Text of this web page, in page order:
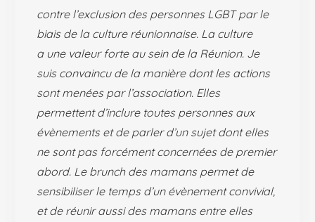
contre l’exclusion des personnes LGBT par le
biais de la culture réunionnaise. La culture
a une valeur forte au sein de la Réunion. Je
suis convaincu de la manière dont les actions
sont menées par l’association. Elles
permettent d’inclure toutes personnes aux
évènements et de parler d’un sujet dont elles
ne sont pas forcément concernées de premier
abord. Le brunch des mamans permet de
sensibiliser le temps d’un évènement convivial,
et de réunir aussi des mamans entre elles